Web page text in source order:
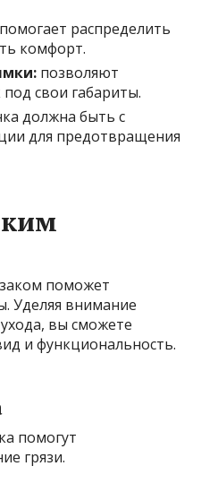
помогает распределить
комфорт.
позволяют
свои габариты.
должна быть с
для предотвращения
поможет
Уделяя внимание
вы сможете
и функциональность.
помогут
грязи.